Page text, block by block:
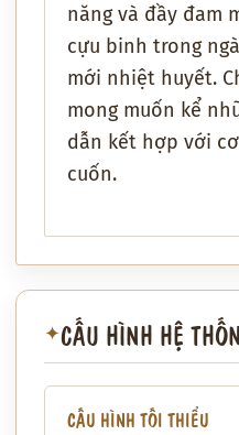
năng và đầy đam
cựu binh trong
mới nhiệt huyết.
mong muốn kể
dẫn kết hợp với
cuốn.
✦CẤU HÌNH HỆ
CẤU HÌNH TỐI THIỂU